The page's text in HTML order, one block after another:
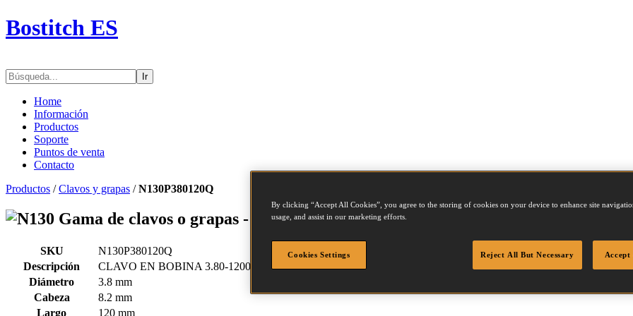
Bostitch ES
Ir
Home
Información
Productos
Soporte
Puntos de venta
Contacto
Productos /Clavos y grapas /N130P380120Q
Gama de clavos o grapas - N130P380120Q
SKU
N130P380120Q
Descripción
CLAVO EN BOBINA 3.80-1200 LISO1.2M
Diámetro
3.8 mm
Cabeza
8.2 mm
Largo
120 mm
By clicking “Accept All Cookies”, you agree to the storing of cookies on your device to enhance site
usage, and assist in our marketing efforts.
Cookies Settings Reject All But Necessary Accept